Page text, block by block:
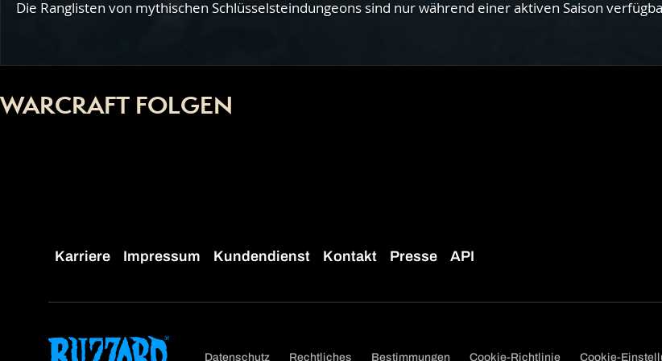
Die Ranglisten von mythischen Schlüsselsteindungeons sind nur während einer aktiven Saison
WARCRAFT FOLGEN